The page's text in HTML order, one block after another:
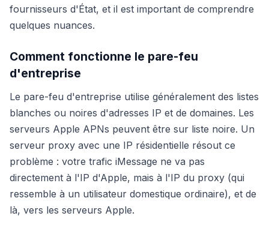
fournisseurs d'État, et il est important de comprendre
quelques nuances.
Comment fonctionne le pare-feu
d'entreprise
Le pare-feu d'entreprise utilise généralement des listes
blanches ou noires d'adresses IP et de domaines. Les
serveurs Apple APNs peuvent être sur liste noire. Un
serveur proxy avec une IP résidentielle résout ce
problème : votre trafic iMessage ne va pas
directement à l'IP d'Apple, mais à l'IP du proxy (qui
ressemble à un utilisateur domestique ordinaire), et de
là, vers les serveurs Apple.